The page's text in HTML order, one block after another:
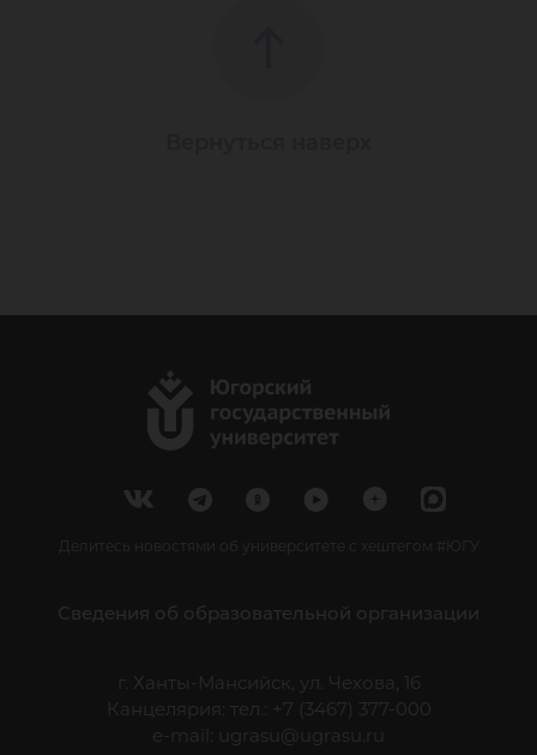
Делитесь новостями об университете с хештегом #ЮГУ
Сведения об образовательной организации
г. Ханты-Мансийск, ул. Чехова, 16
Канцелярия: тел.: +7 (3467) 377-000
e-mail:
ugrasu@ugrasu.ru